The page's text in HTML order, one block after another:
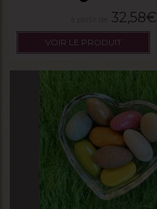
32,58€
VOIR LE PRODUIT